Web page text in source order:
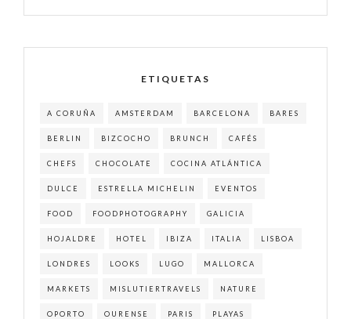
ETIQUETAS
A CORUÑA AMSTERDAM BARCELONA BARES
BERLIN BIZCOCHO BRUNCH CAFÉS
CHEFS CHOCOLATE COCINA ATLÁNTICA
DULCE ESTRELLA MICHELIN EVENTOS
FOOD FOODPHOTOGRAPHY GALICIA
HOJALDRE HOTEL IBIZA ITALIA LISBOA
LONDRES LOOKS LUGO MALLORCA
MARKETS MISLUTIERTRAVELS NATURE
OPORTO OURENSE PARIS PLAYAS